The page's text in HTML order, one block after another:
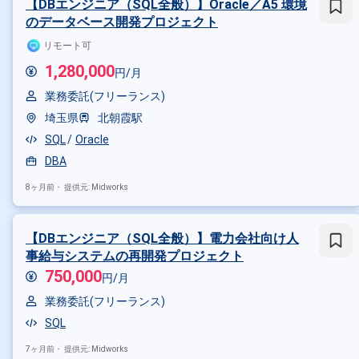
【DBエンジニア（SQL全般）】Oracle／A5 環境
のデータベース開発プロジェクト
リモート可
1,280,000円/月
業務委託(フリーランス)
埼玉県
北朝霞駅
SQL
Oracle
DBA
8ヶ月前・ 提供元: Midworks
【DBエンジニア（SQL全般）】電力会社向け人
事給与システムの再開発プロジェクト
750,000円/月
業務委託(フリーランス)
SQL
7ヶ月前・ 提供元: Midworks
その他の条件で検索する